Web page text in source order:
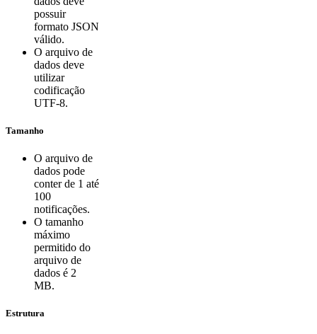
possuir
formato JSON
válido.
O arquivo de
dados deve
utilizar
codificação
UTF-8.
Tamanho
O arquivo de
dados pode
conter de 1 até
100
notificações.
O tamanho
máximo
permitido do
arquivo de
dados é 2
MB.
Estrutura